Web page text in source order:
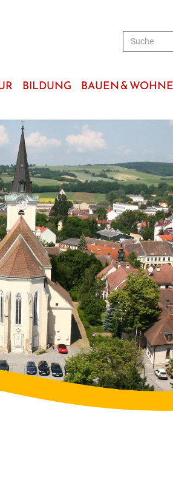
BILDUNG BAUEN &